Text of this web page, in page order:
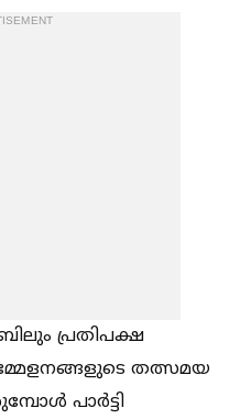
പ്രതിപക്ഷ
തത്സമയ
പാര്‍ട്ടി